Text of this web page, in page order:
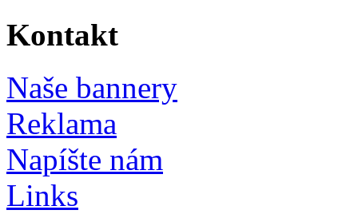
Kontakt
Naše bannery
Reklama
Napíšte nám
Links